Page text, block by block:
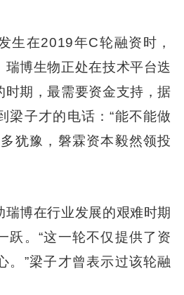
生在2019年C轮融资时，
瑞博生物正处在技术平台迭
时期，最需要资金支持，据
梁子才的电话：“能不能做
犹豫，磐霖资本毅然领投
博在行业发展的艰难时期
跃。“这一轮不仅提供了资
。”梁子才曾表示过该轮融